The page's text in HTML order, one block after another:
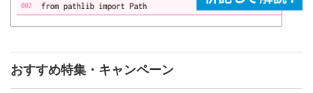
おすすめ特集・キャンペーン